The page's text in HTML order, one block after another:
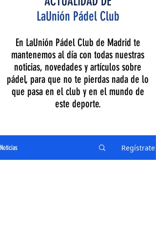
LaUnión Pádel Club
En LaUnión Pádel Club de Madrid te
mantenemos al día con todas nuestras
noticias, novedades y artículos sobre
pádel, para que no te pierdas nada de lo
que pasa en el club y en el mundo de
este deporte.
Noticias Regístrate